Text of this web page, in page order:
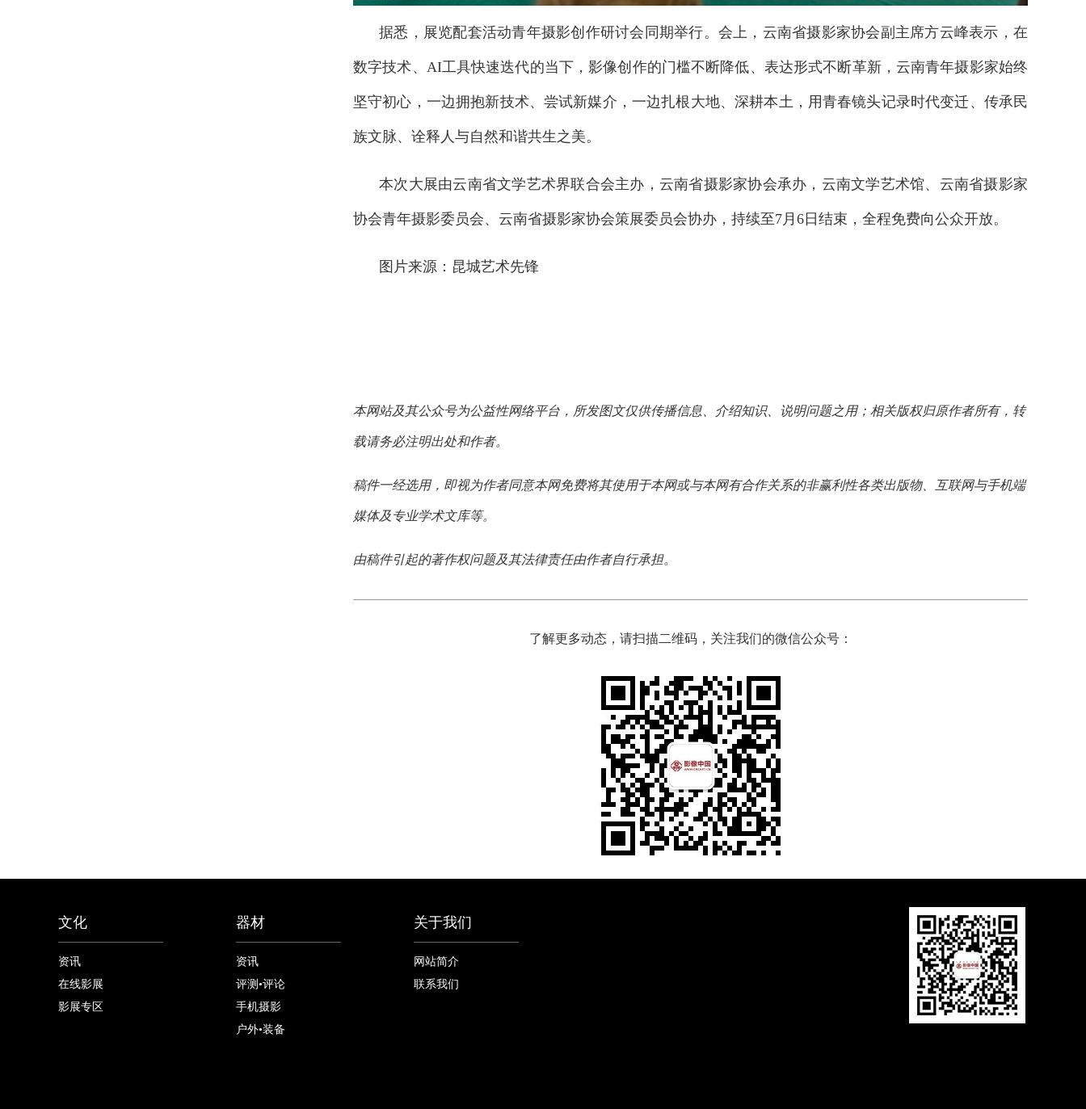
据悉，展览配套活动青年摄影创作研讨会同期举行。会上，云南省摄影家协会副主席方云峰表示，在
数字技术、AI工具快速迭代的当下，影像创作的门槛不断降低、表达形式不断革新，云南青年摄影家始终
坚守初心，一边拥抱新技术、尝试新媒介，一边扎根大地、深耕本土，用青春镜头记录时代变迁、传承民
族文脉、诠释人与自然和谐共生之美。
本次大展由云南省文学艺术界联合会主办，云南省摄影家协会承办，云南文学艺术馆、云南省摄影家
协会青年摄影委员会、云南省摄影家协会策展委员会协办，持续至7月6日结束，全程免费向公众开放。
图片来源：昆城艺术先锋
本网站及其公众号为公益性网络平台，所发图文仅供传播信息、介绍知识、说明问题之用；相关版权归原作者所有，转
载请务必注明出处和作者。
稿件一经选用，即视为作者同意本网免费将其使用于本网或与本网有合作关系的非赢利性各类出版物、互联网与手机端
媒体及专业学术文库等。
由稿件引起的著作权问题及其法律责任由作者自行承担。
了解更多动态，请扫描二维码，关注我们的微信公众号：
文化
资讯
在线影展
影展专区
器材
资讯
评测•评论
手机摄影
户外•装备
关于我们
网站简介
联系我们